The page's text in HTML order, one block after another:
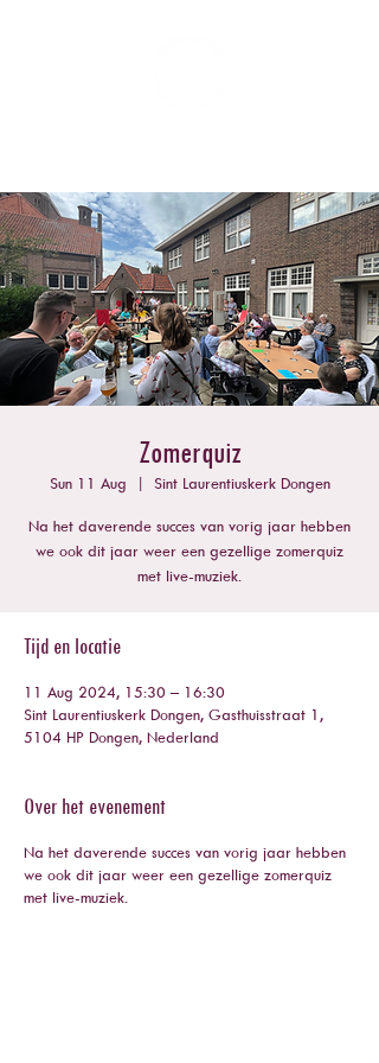
Zomerquiz
Sun 11 Aug
  |
Sint Laurentiuskerk Dongen
Na het daverende succes van vorig jaar hebben
we ook dit jaar weer een gezellige zomerquiz
met live-muziek.
Tijd en locatie
11 Aug 2024, 15:30 – 16:30
Sint Laurentiuskerk Dongen, Gasthuisstraat 1,
5104 HP Dongen, Nederland
Over het evenement
Na het daverende succes van vorig jaar hebben
we ook dit jaar weer een gezellige zomerquiz
met live-muziek.